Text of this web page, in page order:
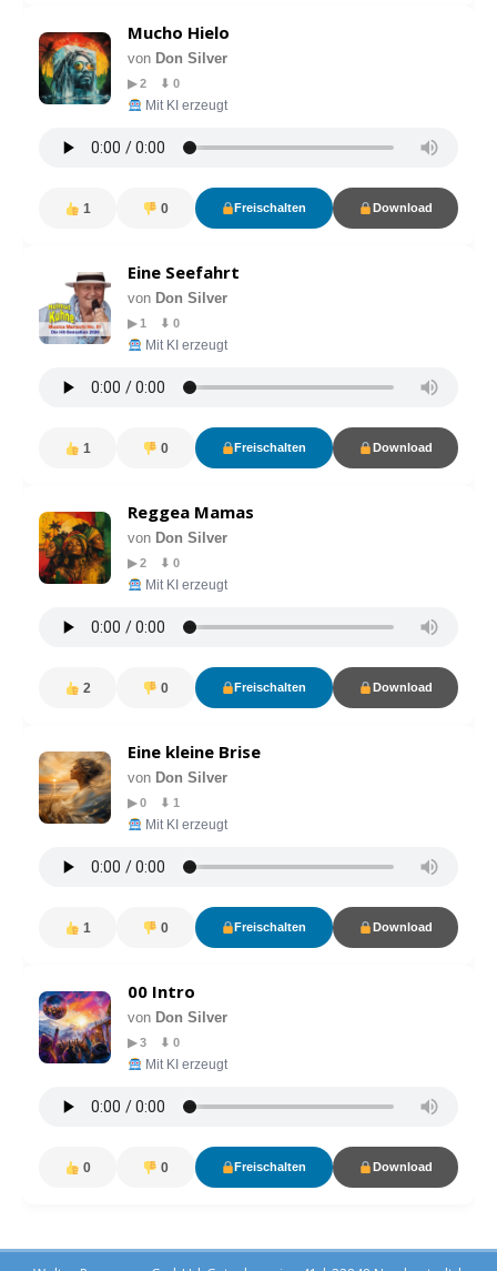
Mucho Hielo
von Don Silver
▶ 2 ⬇ 0
Mit KI erzeugt
1 0 Freischalten Download
Eine Seefahrt
von Don Silver
▶ 1 ⬇ 0
Mit KI erzeugt
1 0 Freischalten Download
Reggea Mamas
von Don Silver
▶ 2 ⬇ 0
Mit KI erzeugt
2 0 Freischalten Download
Eine kleine Brise
von Don Silver
▶ 0 ⬇ 1
Mit KI erzeugt
1 0 Freischalten Download
00 Intro
von Don Silver
▶ 3 ⬇ 0
Mit KI erzeugt
0 0 Freischalten Download